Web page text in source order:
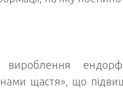
щастя», що